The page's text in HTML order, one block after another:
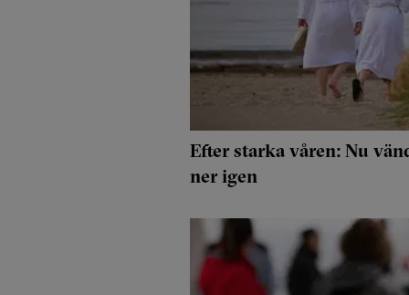
Efter starka våren: Nu
ner igen